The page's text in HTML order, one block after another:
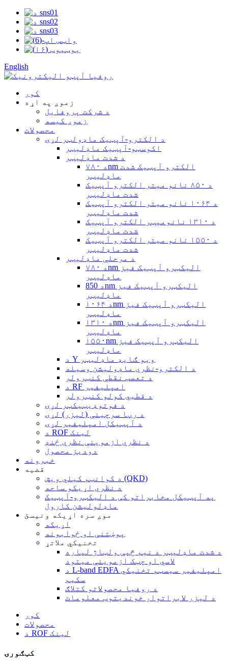
English
کور
زموږ په اړه
د شرکت پروفایل
زموږ کیسه
محصولات
د الکترو-آپټیک ماډولټر لړۍ
اکوسټو-آپټیک ماډلیټر
د شدت ماډلیټر
د ۷۸۰nm الکترو آپټیک شدت
ماډلیټر
د ۸۵۰ نانو میتر الکترو آپټیک
شدت ماډلیټر
د ۱۰۶۴ نانو میتر الکترو آپټیک
شدت ماډلیټر
د ۱۳۱۰ نانومیټر الکترو آپټیک
شدت ماډلیټر
د ۱۵۵۰ نانو میتر الکترو آپټیک
شدت ماډلیټر
د مرحلې ماډلیټر
د ۷۸۰nm الیکټرو آپټیک فیز
ماډلیټر
د 850nm الیکټرو آپټیک فیز
ماډلیټر
د ۱۰۶۴nm الیکټرو آپټیک فیز
ماډلیټر
د ۱۳۱۰nm الیکټرو آپټیک فیز
ماډلیټر
۱۵۵۰nm الیکټرو آپټیک فیز
ماډلیټر
د Y ویو ګایډ ماډلیټر
د الکترو-نظري ماډولیشن وسیله
د تعصب نقطې کنټرولر
د RF امپلیفیر
د قطبي کولو کنټرولر
د فوتوډیټیکټر لړۍ
د رڼا سرچینې (لیزر) لړۍ
د آپټیکل امپلیفیر لړۍ
د ROF لینک
د نظري ازموینې نظري ځنډ
دودیز محصول
خبرونه
قضیه
د کوانټم کیلي ویش (QKD)
د نظري اړیکو ساحه
په آپټیکل مخابراتو کې د الیکټرو-آپټیک
ماډلولیشن کارول
موږ سره اړیکه ونیسئ
اړیکه
پوښتنې او ځوابونه
تخنیکي ملاتړ
د شدت ماډلیټر د نیم څپې ولټاژ لپاره
لاسي او چټک ازموینې میتود
د L-band EDFA امپلیفیر سیسټم تخنیکي
سکیم
د روفیا محصولاتو کتلاګ
د لیزر لابراتوار خوندیتوب معلومات
کور
محصولات
د ROF لینک
کټګورۍ